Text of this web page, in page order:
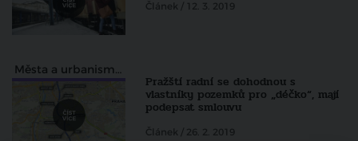
Článek / 12. 3. 2019
Města a urbanismus
Pražští radní se dohodnou s
vlastníky pozemků pro „déčko“, mají
podepsat smlouvu
Článek / 26. 2. 2019